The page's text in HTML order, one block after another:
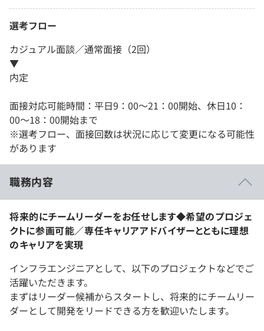
選考フロー
カジュアル面談／通常面接（2回）
▼
内定
面接対応可能時間：平日9：00～21：00開始、休日10：
00～18：00開始まで
※選考フロー、面接回数は状況に応じて変更になる可能性
があります
職務内容
将来的にチームリーダーをお任せします◆希望のプロジェ
クトに参画可能／専任キャリアアドバイザーとともに理想
のキャリアを実現
インフラエンジニアとして、以下のプロジェクトなどでご
活躍いただきます。
まずはリーダー候補からスタートし、将来的にチームリー
ダーとして開発をリードできる方を歓迎いたします。